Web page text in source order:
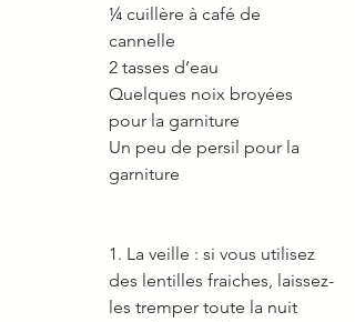
¼ cuillère à café de
cannelle
2 tasses d’eau
Quelques noix broyées
pour la garniture
Un peu de persil pour la
garniture
1. La veille : si vous utilisez
des lentilles fraiches, laissez-
les tremper toute la nuit